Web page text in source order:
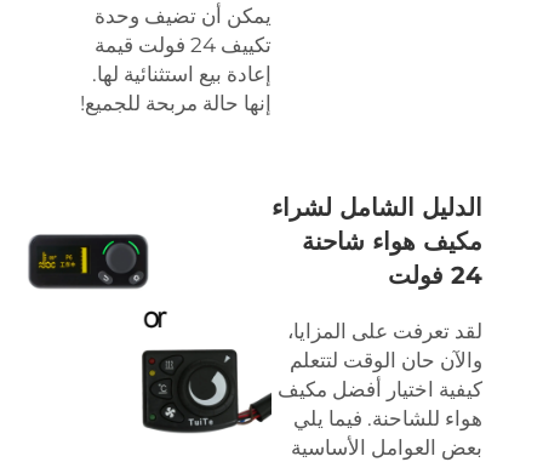
يمكن أن تضيف وحدة
تكييف 24 فولت قيمة
إعادة بيع استثنائية لها.
إنها حالة مربحة للجميع!
الدليل الشامل لشراء
مكيف هواء شاحنة
24 فولت
لقد تعرفت على المزايا،
والآن حان الوقت لتتعلم
كيفية اختيار أفضل مكيف
هواء للشاحنة. فيما يلي
بعض العوامل الأساسية